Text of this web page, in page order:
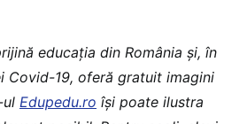
educaţia din România şi, în
Covid-19, oferă gratuit imagini
Edupedu.ro îşi poate ilustra